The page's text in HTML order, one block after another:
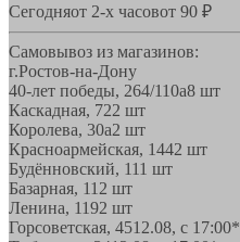
Сегодняот 2-х часовот 90 ₽
Самовывоз из магазинов:
г.Ростов-на-Дону
40-лет победы, 264/110а8 шт
Каскадная, 722 шт
Королева, 30а2 шт
Красноармейская, 1442 шт
Будённовский, 111 шт
Базарная, 11 2 шт
Ленина, 1192 шт
Горсоветская, 4512.08, с 17:00*